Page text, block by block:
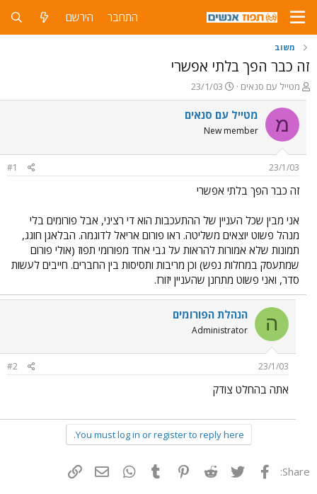
התחבר הירשם
משוב
זה כבר הפך בלתי אפשרי
פ
ו
ת
ח
ה
ש
א
מטייל עם סנאים
פ
ו
ר
ם
ר
23/1/03
מ מטייל עם סנאים
New member
23/1/03
#1
זה כבר הפך בלתי אפשרי
אני מבין שכל העניין של ההתעכבות הוא די רציני, אבל פורומים בלי
מנהל פשוט יוצאים משליטה. ראו פורום אריאל לדוגמה. הבלאגן חוגג,
תמונות שלא אמורות להראות על גבי אחד מפורומי תפוז (אולי פורום
שמתעסק במחלות נפש) וכן מריבות ותסיסות בין החברים. חייבים לעשות
סדר, ואני פשוט מתחנן שהעניין יזורז.
ה הנהלת הפורומים
Administrator
23/1/03
#2
אתה בהחלט צודק
You must log in or register to reply here.
Share: פייסבוק Twitter
Reddit
Pinterest
Tumblr
WhatsAppדואר אלקטרוני